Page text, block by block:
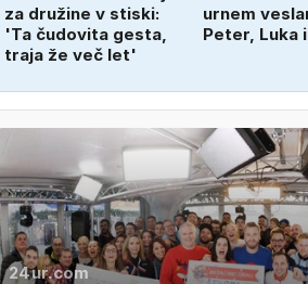
za družine v stiski:
'Ta čudovita gesta,
traja že več let'
urnem
Peter, Luka
24ur.com